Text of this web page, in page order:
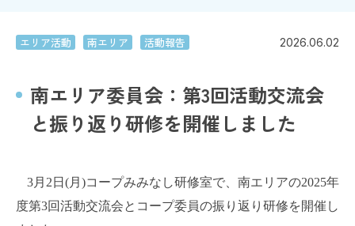
エリア活動 南エリア 活動報告 2026.06.02
南エリア委員会：第3回活動交流会
と振り返り研修を開催しました
3月 2 日 (月 )コープみみなし研修室で、南エリアの2025年
度第3回活動交流会とコープ委員の振り返り研修を開催し